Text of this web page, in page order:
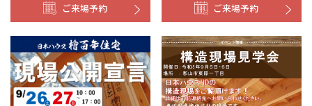
ご来場予約 ご来場予約